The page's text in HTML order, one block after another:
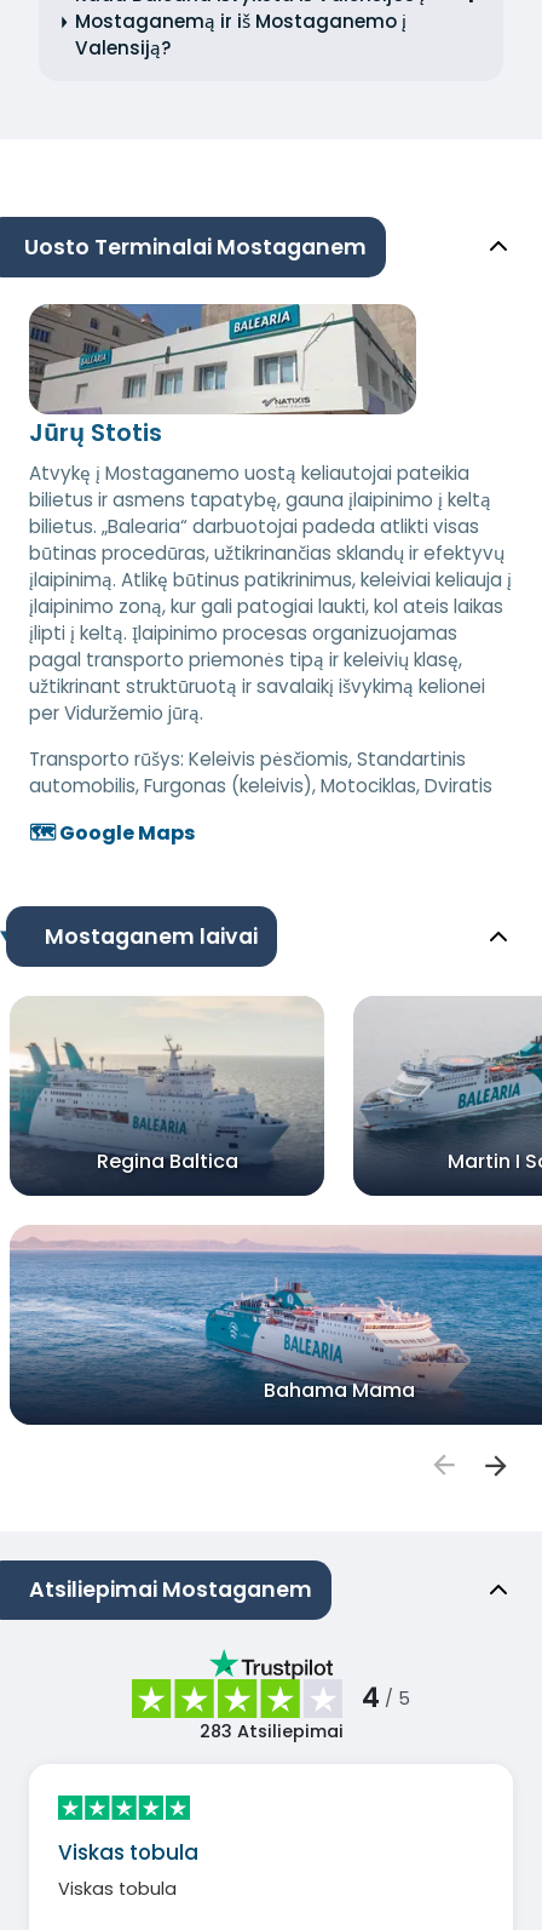
Mostaganemą ir iš Mostaganemo į
Valensiją?
Uosto Terminalai Mostaganem
Jūrų Stotis
Atvykę į Mostaganemo uostą keliautojai pateikia
bilietus ir asmens tapatybę, gauna įlaipinimo į keltą
bilietus. „Balearia“ darbuotojai padeda atlikti visas
būtinas procedūras, užtikrinančias sklandų ir efektyvų
įlaipinimą. Atlikę būtinus patikrinimus, keleiviai keliauja į
įlaipinimo zoną, kur gali patogiai laukti, kol ateis laikas
įlipti į keltą. Įlaipinimo procesas organizuojamas
pagal transporto priemonės tipą ir keleivių klasę,
užtikrinant struktūruotą ir savalaikį išvykimą kelionei
per Viduržemio jūrą.
Transporto rūšys: Keleivis pėsčiomis, Standartinis
automobilis, Furgonas (keleivis), Motociklas, Dviratis
🗺️ Google Maps
Mostaganem laivai
Regina Baltica Martin I
Bahama Mama
Atsiliepimai Mostaganem
4 / 5
283 Atsiliepimai
Viskas tobula
Viskas tobula